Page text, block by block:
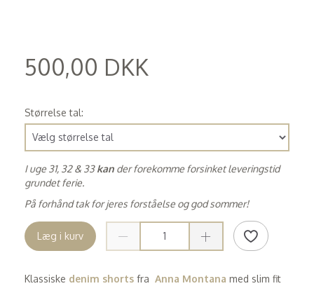
500,00 DKK
Størrelse tal:
I uge 31, 32 & 33kan der forekomme forsinket leveringstid
grundet ferie.
På forhånd tak for jeres forståelse og god sommer!
Læg i kurv
Klassiske denim shorts fra Anna Montana med slim fit